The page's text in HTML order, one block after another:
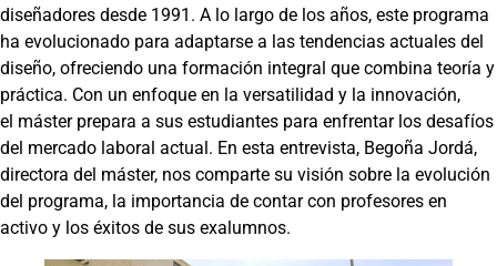
diseñadores desde 1991. A lo largo de los años, este programa
ha evolucionado para adaptarse a las tendencias actuales del
diseño, ofreciendo una formación integral que combina teoría y
práctica. Con un enfoque en la versatilidad y la innovación,
el máster prepara a sus estudiantes para enfrentar los desafíos
del mercado laboral actual. En esta entrevista, Begoña Jordá,
directora del máster, nos comparte su visión sobre la evolución
del programa, la importancia de contar con profesores en
activo y los éxitos de sus exalumnos.